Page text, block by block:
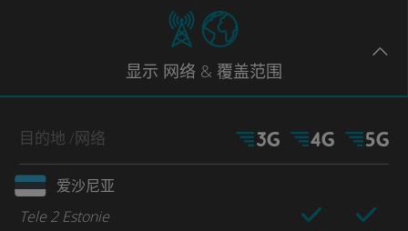
显示 网络 & 覆盖范围
目的地 /网络
爱沙尼亚
Tele 2 Estonie